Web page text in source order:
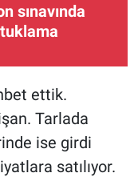
sınavında
ettik.
Tarlada
ise girdi
satılıyor.